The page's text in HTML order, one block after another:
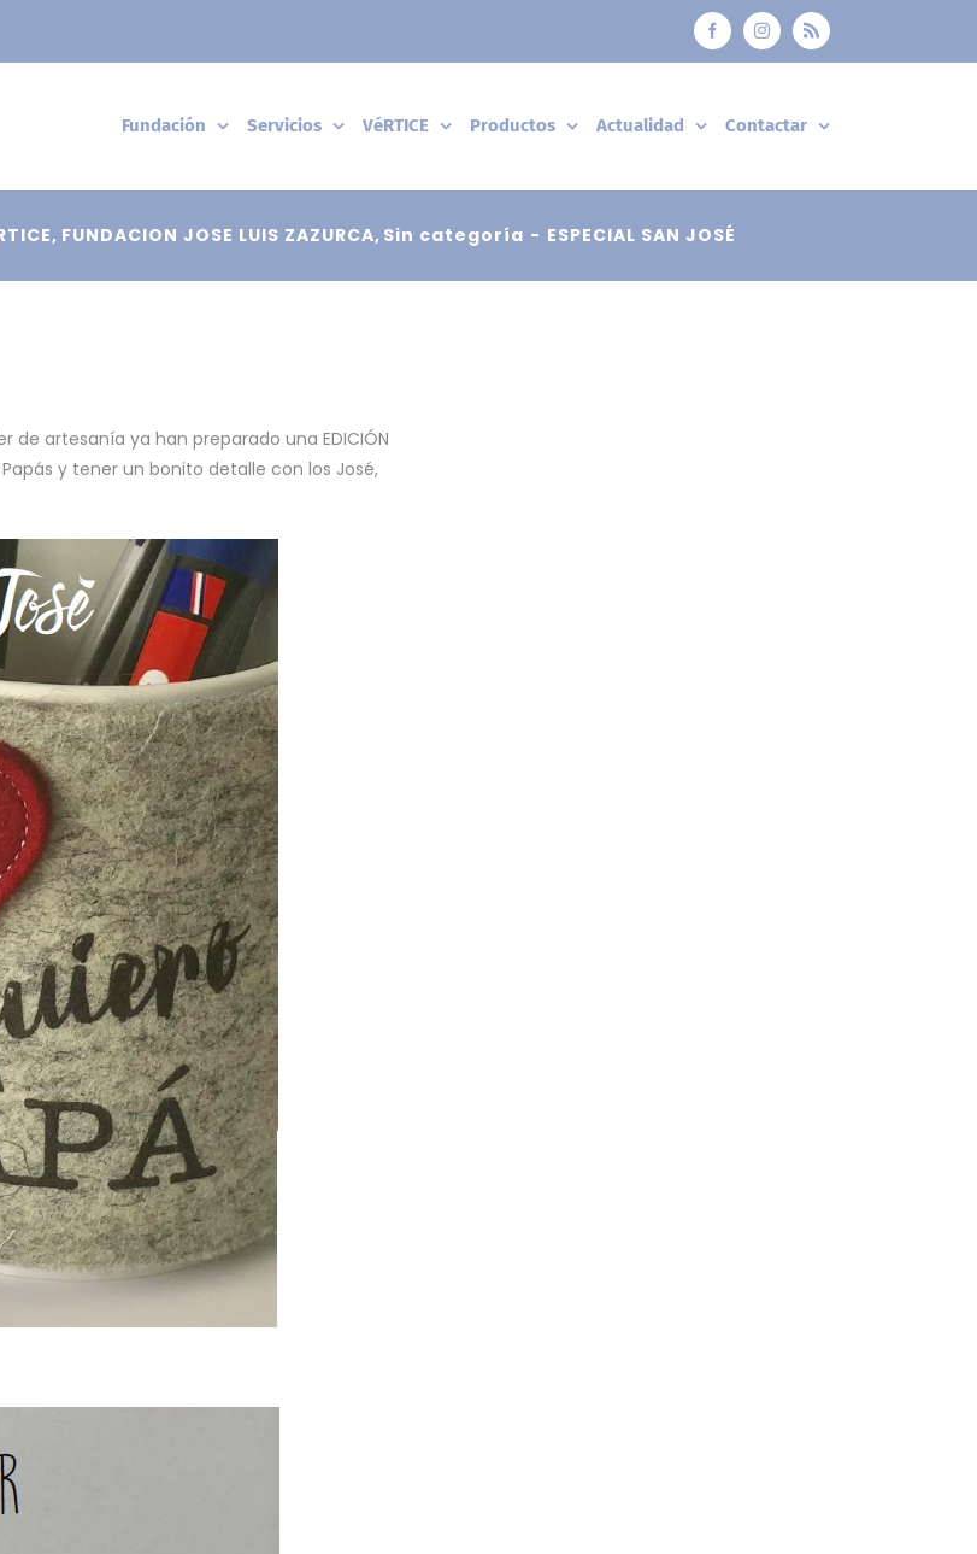
FacebookInstagramRss
Fundación Servicios VéRTICE Productos Actualidad Contactar
FUNDACION JOSE LUIS ZAZURCA Sin categoría ESPECIAL SAN JOSÉ
de artesanía ya han preparado una EDICIÓN
y tener un bonito detalle con los José,